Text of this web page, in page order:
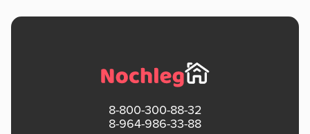
8-800-300-88-32
8-964-986-33-88